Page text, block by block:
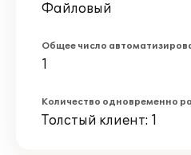
Файловый
Общее число
1
Количество одновременно
Толстый клиент: 1